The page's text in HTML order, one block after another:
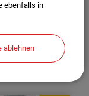
ebenfalls in
ablehnen